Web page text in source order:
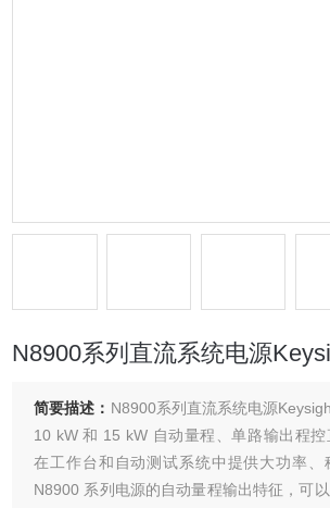
N8900系列直流系统电源
简要描述： N8900系列直流系统电源
10 kW 和 15 kW 自动量程、单路输出程
在工作台和自动测试系统中提供大功率、
N8900 系列电源的自动量程输出特征，可